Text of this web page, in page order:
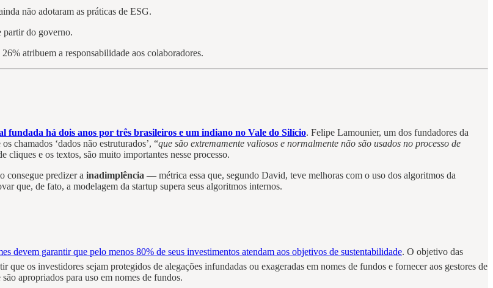
não adotaram as práticas de ESG.
partir do governo.
atribuem a responsabilidade aos colaboradores.
há dois anos por três brasileiros e um indiano no Vale do Silício. Felipe Lamounier, um dos fundadores da
chamados ‘dados não estruturados’, “que são extremamente valiosos e normalmente não são usados no processo de
cliques e os textos, são muito importantes nesse processo.
consegue predizer a inadimplência — métrica essa que, segundo David, teve melhoras com o uso dos algoritmos da
que, de fato, a modelagem da startup supera seus algoritmos internos.
devem garantir que pelo menos 80% de seus investimentos atendam aos objetivos de sustentabilidade. O objetivo das
que os investidores sejam protegidos de alegações infundadas ou exageradas em nomes de fundos e fornecer aos gestores de
apropriados para uso em nomes de fundos.